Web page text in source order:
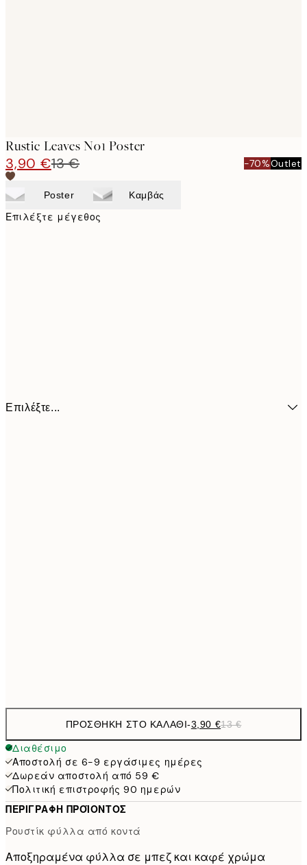
Rustic Leaves No1 Poster
3,90 €13 € -70%Outlet
Poster Καμβάς
Επιλέξτε μέγεθος
Επιλέξτε...
ΠΡΟΣΘΉΚΗ ΣΤΟ ΚΑΛΆΘΙ-3,90 €13 €
Διαθέσιμο
Αποστολή σε 6-9 εργάσιμες ημέρες
Δωρεάν αποστολή από 59 €
Πολιτική επιστροφής 90 ημερών
ΠΕΡΙΓΡΑΦΉ ΠΡΟΪΌΝΤΟΣ
Ρουστίκ φύλλα από κοντά
Αποξηραμένα φύλλα σε μπεζ και καφέ χρώμα